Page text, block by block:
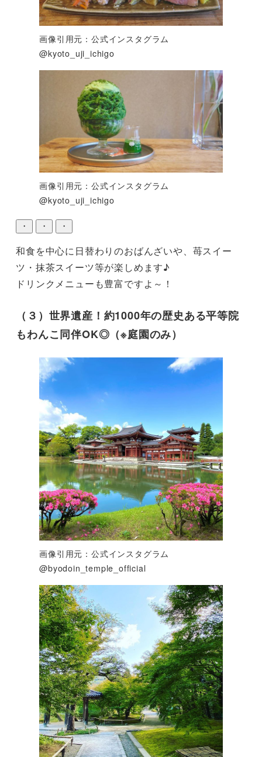
画像引用元：公式インスタグラム
@kyoto_uji_ichigo
画像引用元：公式インスタグラム
@kyoto_uji_ichigo
・ ・ ・
和食を中心に日替わりのおばんざいや、苺スイー
ツ・抹茶スイーツ等が楽しめます♪
（３）世界遺産！約1000年の歴史ある平等院
もわんこ同伴OK◎（※庭園のみ）
画像引用元：公式インスタグラム
@byodoin_temple_official